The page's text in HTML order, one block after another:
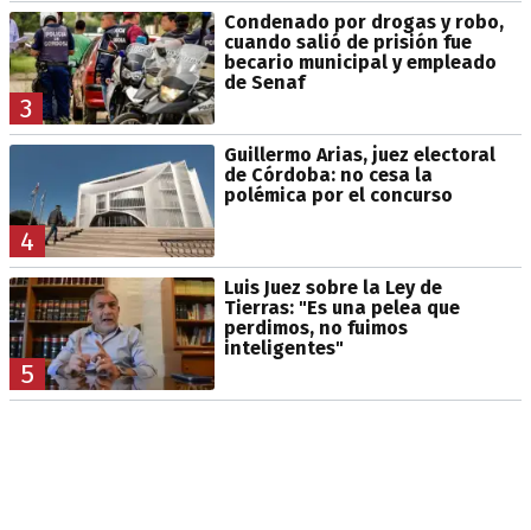
3
Condenado por drogas y robo,
cuando salió de prisión fue
becario municipal y empleado
de Senaf
4
Guillermo Arias, juez electoral
de Córdoba: no cesa la
polémica por el concurso
5
Luis Juez sobre la Ley de
Tierras: "Es una pelea que
perdimos, no fuimos
inteligentes"